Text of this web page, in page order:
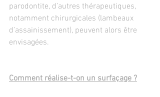
parodontite, d’autres thérapeutiques,
notamment chirurgicales (lambeaux
d’assainissement), peuvent alors être
envisagées.
Comment réalise-t-on un surfaçage ?